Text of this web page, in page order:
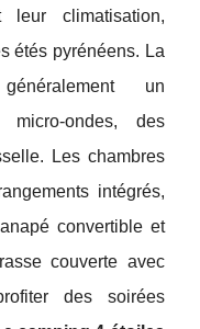
climatisation,
étés pyrénéens. La
un
micro-ondes, des
Les chambres
intégrés,
convertible et
couverte avec
des soirées